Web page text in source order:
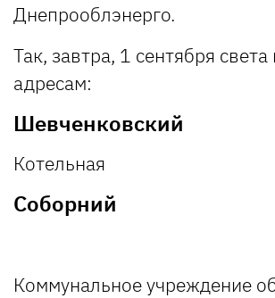
Днепрооблэнерго.
Так, завтра, 1 сентября
адресам:
Шевченковский
Котельная
Соборний
Коммунальное учреждение